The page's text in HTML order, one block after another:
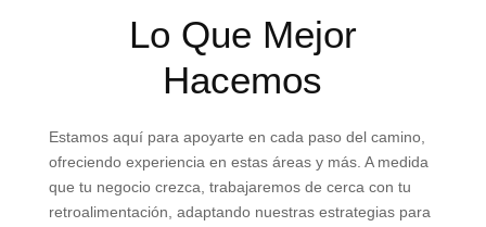
Lo Que Mejor
Hacemos
Estamos aquí para apoyarte en cada paso del camino,
ofreciendo experiencia en estas áreas y más. A medida
que tu negocio crezca, trabajaremos de cerca con tu
retroalimentación, adaptando nuestras estrategias para